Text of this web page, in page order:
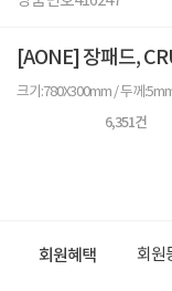
[AONE] 장패드,
크기:780X300mm / 두께
6,351건
회원혜택 회원